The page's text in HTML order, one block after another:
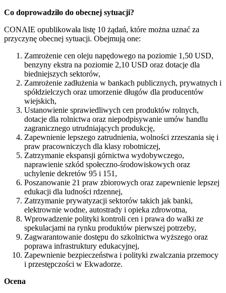
Co doprowadziło do obecnej sytuacji?
CONAIE opublikowała listę 10 żądań, które można uznać za
przyczynę obecnej sytuacji. Obejmują one:
Zamrożenie cen oleju napędowego na poziomie 1,50 USD,
benzyny ekstra na poziomie 2,10 USD oraz dotacje dla
biedniejszych sektorów,
Zamrożenie zadłużenia w bankach publicznych, prywatnych i
spółdzielczych oraz umorzenie długów dla producentów
wiejskich,
Ustanowienie sprawiedliwych cen produktów rolnych,
dotacje dla rolnictwa oraz niepodpisywanie umów handlu
zagranicznego utrudniających produkcję,
Zapewnienie lepszego zatrudnienia, wolności zrzeszania się i
praw pracowniczych dla klasy robotniczej,
Zatrzymanie ekspansji górnictwa wydobywczego,
naprawienie szkód społeczno-środowiskowych oraz
uchylenie dekretów 95 i 151,
Poszanowanie 21 praw zbiorowych oraz zapewnienie lepszej
edukacji dla ludności rdzennej,
Zatrzymanie prywatyzacji sektorów takich jak banki,
elektrownie wodne, autostrady i opieka zdrowotna,
Wprowadzenie polityki kontroli cen i prawa do walki ze
spekulacjami na rynku produktów pierwszej potrzeby,
Zagwarantowanie dostępu do szkolnictwa wyższego oraz
poprawa infrastruktury edukacyjnej,
Zapewnienie bezpieczeństwa i polityki zwalczania przemocy
i przestępczości w Ekwadorze.
Ocena